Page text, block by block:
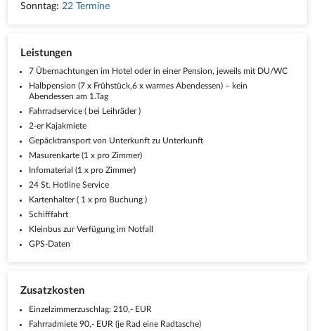
Sonntag: 22 Termine
Leistungen
7 Übernachtungen im Hotel oder in einer Pension, jeweils mit DU/WC
Halbpension (7 x Frühstück,6 x warmes Abendessen) – kein
Abendessen am 1.Tag
Fahrradservice ( bei Leihräder )
2-er Kajakmiete
Gepäcktransport von Unterkunft zu Unterkunft
Masurenkarte (1 x pro Zimmer)
Infomaterial (1 x pro Zimmer)
24 St. Hotline Service
Kartenhalter ( 1 x pro Buchung )
Schifffahrt
Kleinbus zur Verfügung im Notfall
GPS-Daten
Zusatzkosten
Einzelzimmerzuschlag: 210,- EUR
Fahrradmiete 90,- EUR (je Rad eine Radtasche)